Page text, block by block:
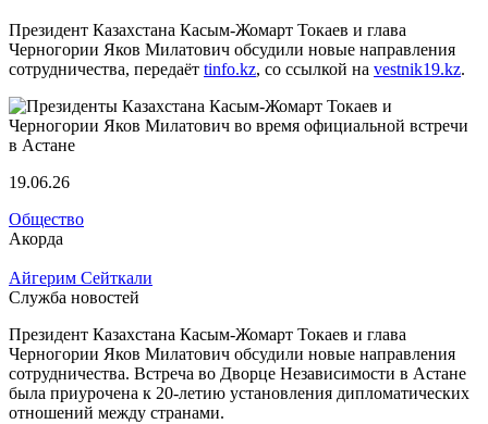
Президент Казахстана Касым-Жомарт Токаев и глава
Черногории Яков Милатович обсудили новые направления
сотрудничества, передаёт tinfo.kz, со ссылкой на vestnik19.kz.
19.06.26
Общество
Акорда
Айгерим Сейткали
Служба новостей
Президент Казахстана Касым-Жомарт Токаев и глава
Черногории Яков Милатович обсудили новые направления
сотрудничества. Встреча во Дворце Независимости в Астане
была приурочена к 20-летию установления дипломатических
отношений между странами.